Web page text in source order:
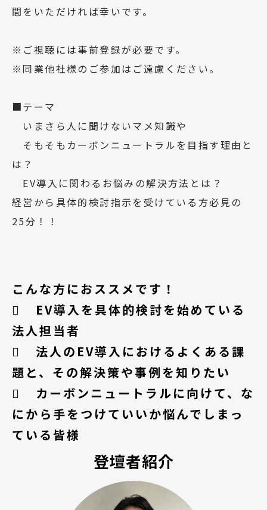
間をいただければ幸いです。
※ご視聴には事前登録が必要です。
※同業他社様のご参加はご遠慮ください。
■テーマ
いまさら人に聞けないマメ知識や
そもそもカーボンニュートラルを目指す理由と
は？
EV導入に関わるお悩みの解決方法とは？
経営から具体的検討指示を受けている方必見の
25分！！
こんな方におススメです！
	EV導入を具体的検討を始めている
法人担当者
	法人のEV導入におけるよくある課
題と、その解決策や事例を知りたい
	カーボンニュートラルに向けて、な
にから手をつけていいか悩んでしまっ
ている皆様
登壇者紹介